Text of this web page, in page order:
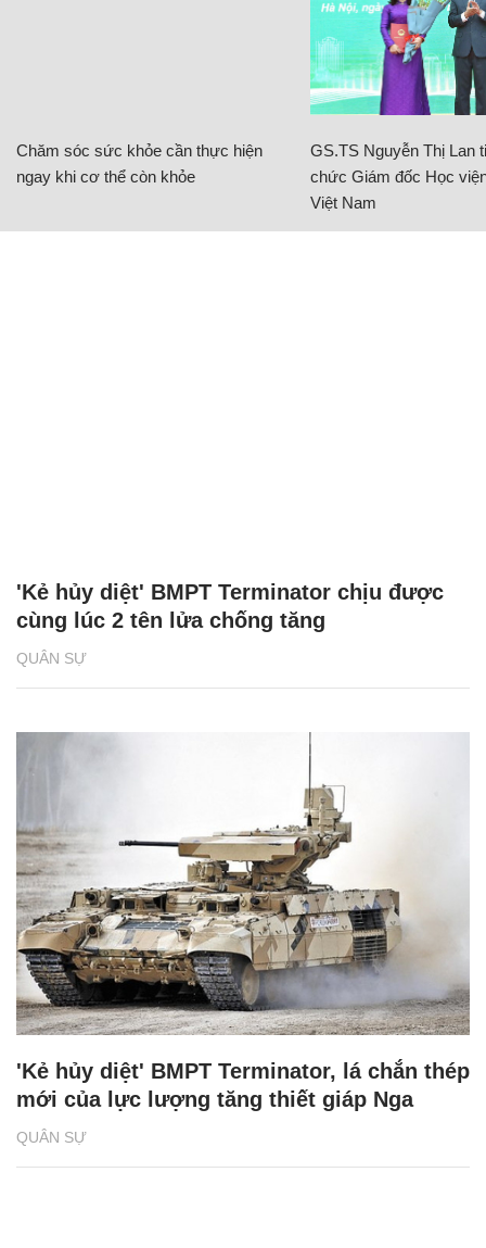
Chăm sóc sức khỏe cần thực hiện
ngay khi cơ thể còn khỏe
GS.TS Nguyễn Thị Lan
chức Giám đốc Học
Việt Nam
QUÂN SỰ
'Kẻ hủy diệt' BMPT Terminator chịu được
cùng lúc 2 tên lửa chống tăng
QUÂN SỰ
'Kẻ hủy diệt' BMPT Terminator, lá chắn thép
mới của lực lượng tăng thiết giáp Nga